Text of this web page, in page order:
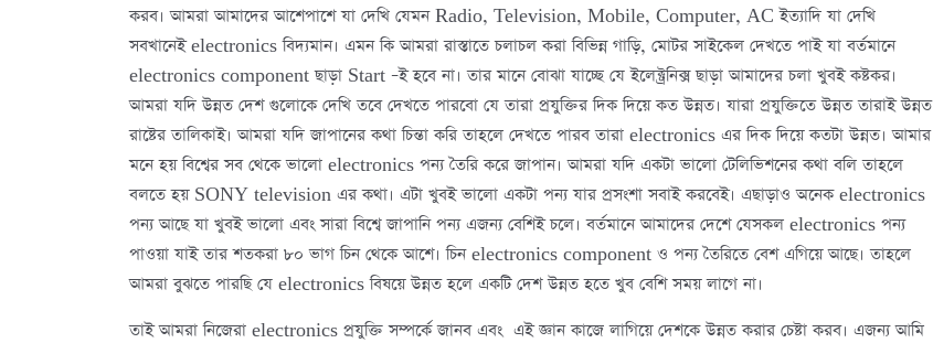
করব। আমরা আমাদের আশেপাশে যা দেখি যেমন Radio, Television, Mobile, Computer, AC ইত্যাদি যা দেখি
সবখানেই electronics বিদ্যমান। এমন কি আমরা রাস্তাতে চলাচল করা বিভিন্ন গাড়ি, মোটর সাইকেল দেখতে পাই যা বর্তমানে
electronics component ছাড়া Start –ই হবে না। তার মানে বোঝা যাচ্ছে যে ইলেক্ট্রনিক্স ছাড়া আমাদের চলা খুবই কষ্টকর।
আমরা যদি উন্নত দেশ গুলোকে দেখি তবে দেখতে পারবো যে তারা প্রযুক্তির দিক দিয়ে কত উন্নত। যারা প্রযুক্তিতে উন্নত তারাই উন্নত
রাষ্টের তালিকাই। আমরা যদি জাপানের কথা চিন্তা করি তাহলে দেখতে পারব তারা electronics এর দিক দিয়ে কতটা উন্নত। আমার
মনে হয় বিশ্বের সব থেকে ভালো electronics পন্য তৈরি করে জাপান। আমরা যদি একটা ভালো টেলিভিশনের কথা বলি তাহলে
বলতে হয় SONY television এর কথা। এটা খুবই ভালো একটা পন্য যার প্রসংশা সবাই করবেই। এছাড়াও অনেক electronics
পন্য আছে যা খুবই ভালো এবং সারা বিশ্বে জাপানি পন্য এজন্য বেশিই চলে। বর্তমানে আমাদের দেশে যেসকল electronics পন্য
পাওয়া যাই তার শতকরা ৮০ ভাগ চিন থেকে আশে। চিন electronics component ও পন্য তৈরিতে বেশ এগিয়ে আছে। তাহলে
আমরা বুঝতে পারছি যে electronics বিষয়ে উন্নত হলে একটি দেশ উন্নত হতে খুব বেশি সময় লাগে না।
তাই আমরা নিজেরা electronics প্রযুক্তি সম্পর্কে জানব এবং এই জ্ঞান কাজে লাগিয়ে দেশকে উন্নত করার চেষ্টা করব। এজন্য আমি